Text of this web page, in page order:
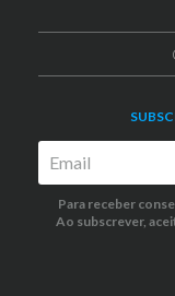
Para receber
Ao subscrever,